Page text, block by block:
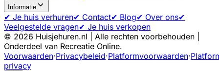
Informatie
✔ Je huis verhuren✔ Contact✔ Blog✔ Over ons✔
Veelgestelde vragen✔ Je huis verkopen
© 2026 Huisjehuren.nl | Alle rechten voorbehouden |
Onderdeel van Recreatie Online.
Voorwaarden·Privacybeleid·Platformvoorwaarden·
privacy